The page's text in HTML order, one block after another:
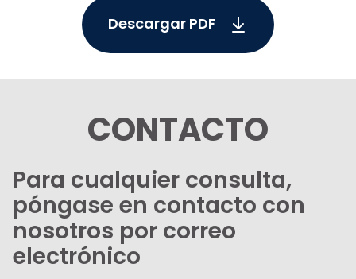
Descargar PDF
CONTACTO
Para cualquier consulta,
póngase en contacto con
nosotros por correo
electrónico